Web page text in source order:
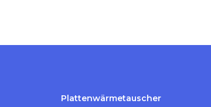
Plattenwärmetauscher